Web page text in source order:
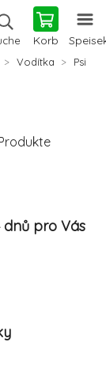
Korb
Vodítka
Psi
dnů pro Vás